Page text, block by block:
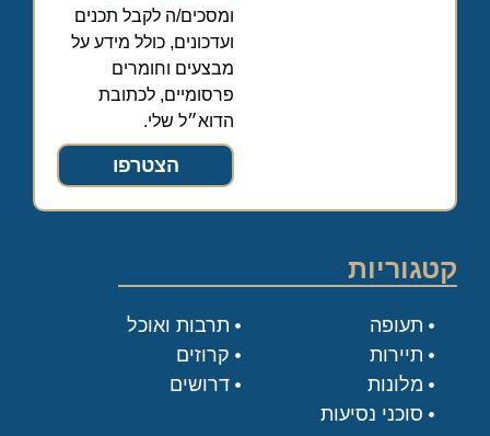
ומסכים/ה לקבל תכנים
ועדכונים, כולל מידע על
מבצעים וחומרים
פרסומיים, לכתובת
הדוא״ל שלי.
הצטרפו
קטגוריות
תעופה
תיירות
מלונות
סוכני נסיעות
תרבות ואוכל
קרוזים
דרושים